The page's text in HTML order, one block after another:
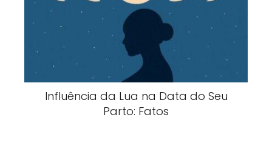
Influência da Lua na Data do Seu
Parto: Fatos